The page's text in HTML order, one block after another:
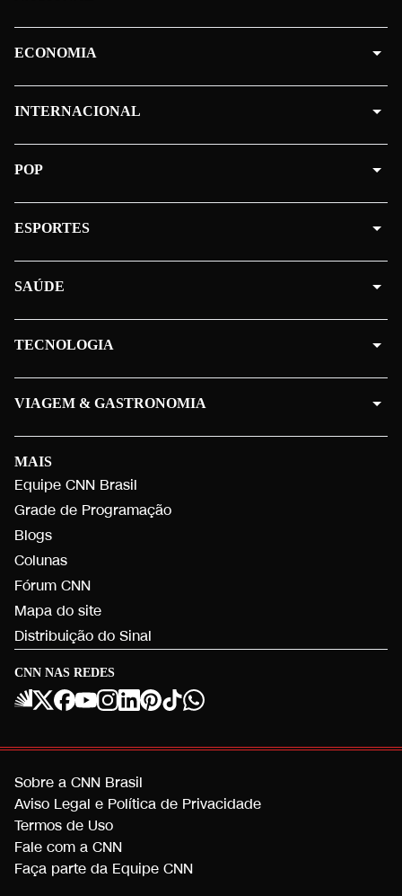
CNN NAS REDES
MAIS
Equipe CNN Brasil
Grade de Programação
Blogs
Colunas
Fórum CNN
Mapa do site
Distribuição do Sinal
ECONOMIA
INTERNACIONAL
POP
ESPORTES
SAÚDE
TECNOLOGIA
VIAGEM & GASTRONOMIA
Sobre a CNN Brasil
Aviso Legal e Política de Privacidade
Termos de Uso
Fale com a CNN
Faça parte da Equipe CNN